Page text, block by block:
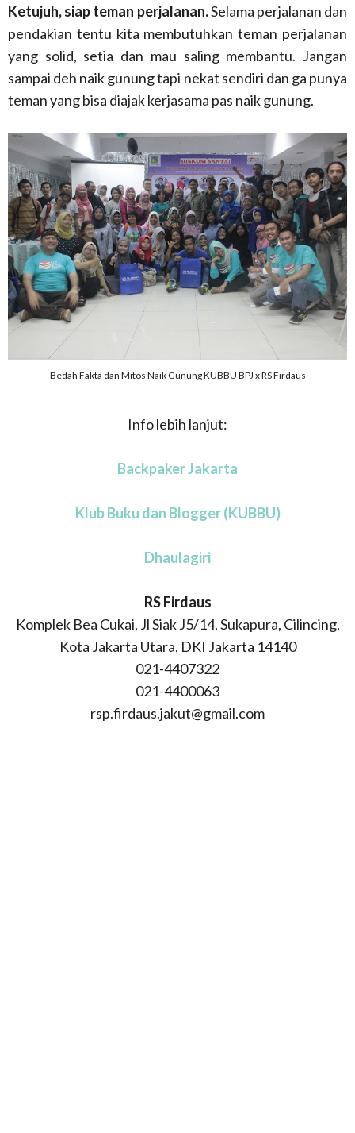
Ketujuh, siap teman perjalanan.Selama perjalanan dan
pendakian tentu kita membutuhkan teman perjalanan
yang solid, setia dan mau saling membantu. Jangan
sampai deh naik gunung tapi nekat sendiri dan ga punya
teman yang bisa diajak kerjasama pas naik gunung.
Bedah Fakta dan Mitos Naik Gunung KUBBU BPJ x RS Firdaus
Info lebih lanjut:
Backpaker Jakarta
Klub Buku dan Blogger (KUBBU)
Dhaulagiri
RS Firdaus
Komplek Bea Cukai, Jl Siak J5/14, Sukapura, Cilincing,
Kota Jakarta Utara, DKI Jakarta 14140
021-4407322
021-4400063
rsp.firdaus.jakut@gmail.com